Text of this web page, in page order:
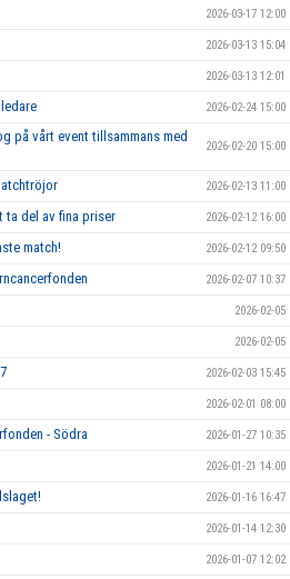
2026-03-17 12:00
2026-03-13 15:04
2026-03-13 12:01
2026-02-24 15:00
på vårt event tillsammans med
2026-02-20 15:00
2026-02-13 11:00
del av fina priser 2026-02-12 16:00
match! 2026-02-12 09:50
2026-02-07 10:37
2026-02-05
2026-02-05
2026-02-03 15:45
2026-02-01 08:00
- Södra 2026-01-27 10:35
2026-01-21 14:00
2026-01-16 16:47
2026-01-14 12:30
2026-01-07 12:02